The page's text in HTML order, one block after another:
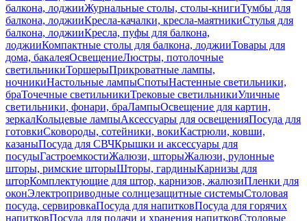
балкона, лоджииЖурнальные столы, столы-книгиТумбы для
балкона, лоджииКресла-качалки, кресла-маятникиСтулья для
балкона, лоджииКресла, пуфы для балкона,
лоджииКомпактные столы для балкона, лоджииТовары для
дома, бакалеяОсвещениеЛюстры, потолочные
светильникиТоршерыПрикроватные лампы,
ночникиНастольные лампыСпотыНастенные светильники,
браТочечные светильникиТрековые светильникиУличные
светильники, фонари, браЛампыОсвещение для картин,
зеркалКольцевые лампыАксессуары для освещенияПосуда для
готовкиСковороды, сотейники, вокиКастрюли, ковши,
казаныПосуда для СВЧКрышки и аксессуары для
посудыГастроемкостиЖалюзи, шторыЖалюзи, рулонные
шторы, римские шторыШторы, гардиныКарнизы для
шторКомплектующие для штор, карнизов, жалюзиПленки для
оконЭлектроприводные солнцезащитные системыСтоловая
посуда, сервировкаПосуда для напитковПосуда для горячих
напитковПосуда для подачи и хранения напитковСтоловые